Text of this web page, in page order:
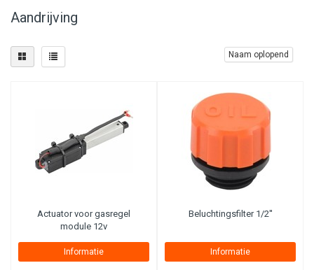
Aandrijving
Naam oplopend
Actuator voor gasregel
module 12v
Informatie
Beluchtingsfilter 1/2''
Informatie